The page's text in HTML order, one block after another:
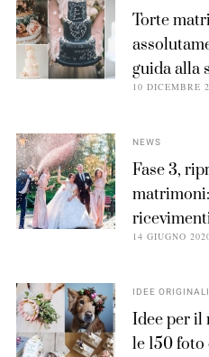
Torte
guida alla
10 DICEMBRE
NEWS
Fase 3,
14 GIUGNO
IDEE
Idee per il
le 150